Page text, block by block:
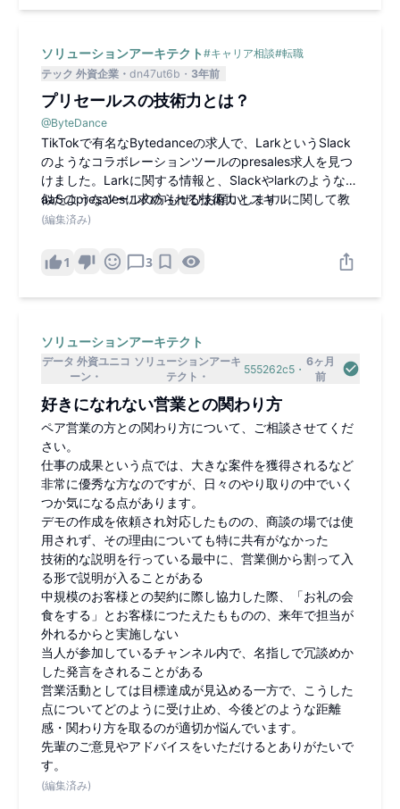
ソリューションアーキテクト #キャリア相談#転職
テック 外資企業
dn47ut6b 3年前
プリセールスの技術力とは？
@ByteDance
TikTokで有名なBytedanceの求人で、LarkというSlack
のようなコラボレーションツールのpresales求人を見つ
けました。Larkに関する情報と、SlackやlarkのようなS
aaSのpresalesに求められる技術力とスキルに関して教
えてください。
似たようなツールの方もぜひお願いします！
(編集済み)
1 3
ソリューションアーキテクト
データ 外資ユニコ
ーン
ソリューションアーキ
テクト
555262c5
6ヶ月
前
好きになれない営業との関わり方
ペア営業の方との関わり方について、ご相談させてくだ
さい。
仕事の成果という点では、大きな案件を獲得されるなど
非常に優秀な方なのですが、日々のやり取りの中でいく
つか気になる点があります。
デモの作成を依頼され対応したものの、商談の場では使
用されず、その理由についても特に共有がなかった
技術的な説明を行っている最中に、営業側から割って入
る形で説明が入ることがある
中規模のお客様との契約に際し協力した際、「お礼の会
食をする」とお客様につたえたもものの、来年で担当が
外れるからと実施しない
当人が参加しているチャンネル内で、名指しで冗談めか
した発言をされることがある
営業活動としては目標達成が見込める一方で、こうした
点についてどのように受け止め、今後どのような距離
感・関わり方を取るのが適切か悩んでいます。
先輩のご意見やアドバイスをいただけるとありがたいで
す。
(編集済み)